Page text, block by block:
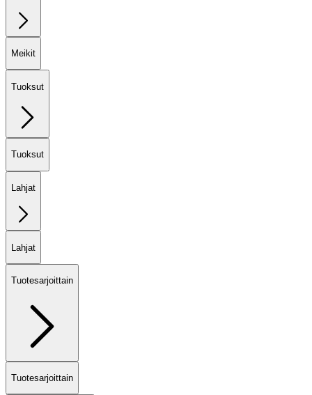
Meikit
Tuoksut
Tuoksut
Lahjat
Lahjat
Tuotesarjoittain
Tuotesarjoittain